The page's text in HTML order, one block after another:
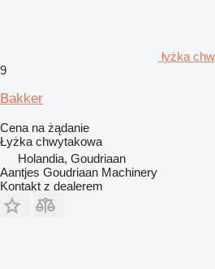
łyżka
9
Bakker
Cena na żądanie
Łyżka chwytakowa
Holandia, Goudriaan
Aantjes Goudriaan Machinery
Kontakt z dealerem